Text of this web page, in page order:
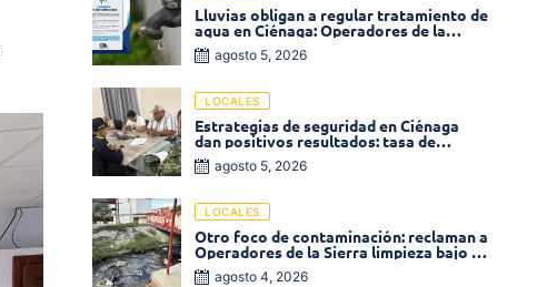
Lluvias obligan a regular tratamiento de
agua en Ciénaga: Operadores de la
Sierra anuncia baja presión en varios
sectores
agosto 5, 2026
LOCALES
Estrategias de seguridad en Ciénaga
dan positivos resultados: tasa de
homicidios disminuyó un 58% en 2026
agosto 5, 2026
LOCALES
Otro foco de contaminación: reclaman a
Operadores de la Sierra limpieza bajo el
puente de la calle 19 con carrera 11
agosto 4, 2026